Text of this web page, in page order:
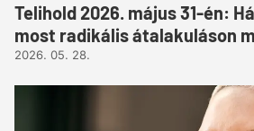
Telihold 2026. május 31-én:
most radikális átalakuláson
2026. 05. 28.